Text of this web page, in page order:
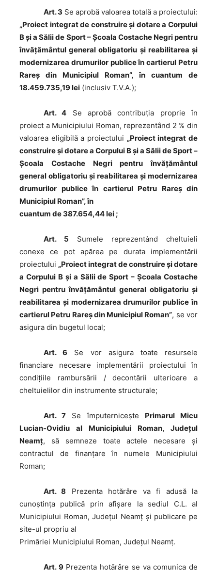
Art. 3 Se aprobă valoarea totală a proiectului:
„Proiect integrat de construire şi dotare a Corpului
B şi a Sălii de Sport – Şcoala Costache Negri pentru
învățământul general obligatoriu şi reabilitarea şi
modernizarea drumurilor publice în cartierul Petru
Rareş din Municipiul Roman”, în cuantum de
18.459.735,19 lei (inclusiv T.V.A.);
Art. 4 Se aprobă contribuţia proprie în
proiect a Municipiului Roman, reprezentând 2 % din
valoarea eligibilă a proiectului „Proiect integrat de
construire şi dotare a Corpului B şi a Sălii de Sport –
Şcoala Costache Negri pentru învățământul
general obligatoriu şi reabilitarea şi modernizarea
drumurilor publice în cartierul Petru Rareş din
Municipiul Roman”, în
cuantum de 387.654,44 lei ;
Art. 5 Sumele reprezentând cheltuieli
conexe ce pot apărea pe durata implementării
proiectului „Proiect integrat de construire şi dotare
a Corpului B şi a Sălii de Sport – Şcoala Costache
Negri pentru învățământul general obligatoriu şi
reabilitarea şi modernizarea drumurilor publice în
cartierul Petru Rareş din Municipiul Roman”, se vor
asigura din bugetul local;
Art. 6 Se vor asigura toate resursele
financiare necesare implementării proiectului în
condiţiile rambursării / decontării ulterioare a
cheltuielilor din instrumente structurale;
Art. 7 Se împuterniceşte Primarul Micu
Lucian-Ovidiu al Municipiului Roman, Judeţul
Neamţ, să semneze toate actele necesare şi
contractul de finanţare în numele Municipiului
Roman;
Art. 8 Prezenta hotărâre va fi adusă la
cunoştinţa publică prin afişare la sediul C.L. al
Municipiului Roman, Judeţul Neamţ şi publicare pe
site-ul propriu al
Primăriei Municipiului Roman, Judeţul Neamţ.
Art. 9Prezenta hotărâre se va comunica de